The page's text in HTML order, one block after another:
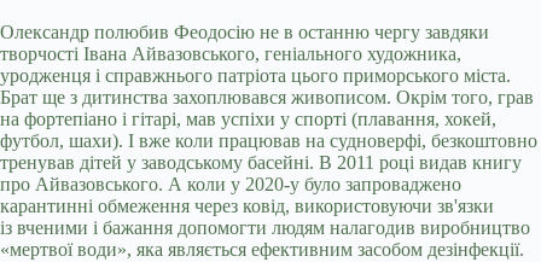
Олександр полюбив Феодосію не в останню чергу завдяки
творчості Івана Айвазовського, геніального художника,
уродженця і справжнього патріота цього приморського міста.
Брат ще з дитинства захоплювався живописом. Окрім того, грав
на фортепіано і гітарі, мав успіхи у спорті (плавання, хокей,
футбол, шахи). І вже коли працював на судноверфі, безкоштовно
тренував дітей у заводському басейні. В 2011 році видав книгу
про Айвазовського. А коли у 2020-у було запроваджено
карантинні обмеження через ковід, використовуючи зв'язки
із вченими і бажання допомогти людям налагодив виробництво
«мертвої води», яка являється ефективним засобом дезінфекції.